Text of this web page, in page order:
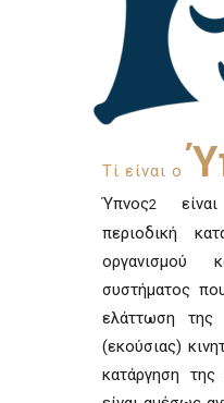
Τί είναι ο
Ύπνος2
περιοδική
οργανισμού
συστήματος
ελάττωση της
(εκούσιας)
κατάργηση